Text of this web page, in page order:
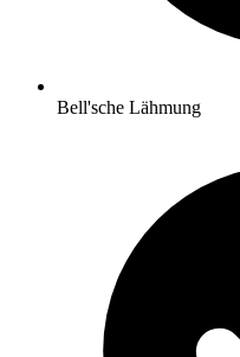
Bell'sche Lähmung